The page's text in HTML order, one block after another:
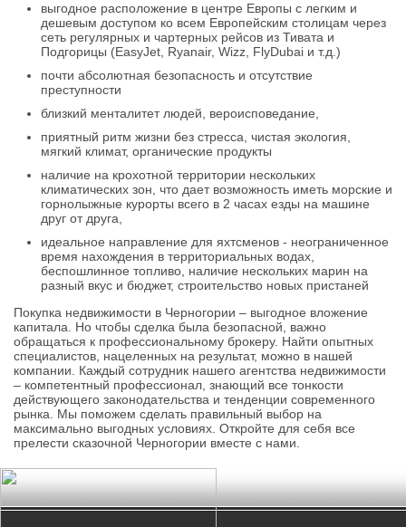
выгодное расположение в центре Европы с легким и
дешевым доступом ко всем Европейским столицам через
сеть регулярных и чартерных рейсов из Тивата и
Подгорицы (EasyJet, Ryanair, Wizz, FlyDubai и т.д.)
почти абсолютная безопасность и отсутствие
преступности
близкий менталитет людей, вероисповедание,
приятный ритм жизни без стресса, чистая экология,
мягкий климат, органические продукты
наличие на крохотной территории нескольких
климатических зон, что дает возможность иметь морские и
горнолыжные курорты всего в 2 часах езды на машине
друг от друга,
идеальное направление для яхтсменов - неограниченное
время нахождения в территориальных водах,
беспошлинное топливо, наличие нескольких марин на
разный вкус и бюджет, строительство новых пристаней
Покупка недвижимости в Черногории – выгодное вложение
капитала. Но чтобы сделка была безопасной, важно
обращаться к профессиональному брокеру. Найти опытных
специалистов, нацеленных на результат, можно в нашей
компании. Каждый сотрудник нашего агентства недвижимости
– компетентный профессионал, знающий все тонкости
действующего законодательства и тенденции современного
рынка. Мы поможем сделать правильный выбор на
максимально выгодных условиях. Откройте для себя все
прелести сказочной Черногории вместе с нами.